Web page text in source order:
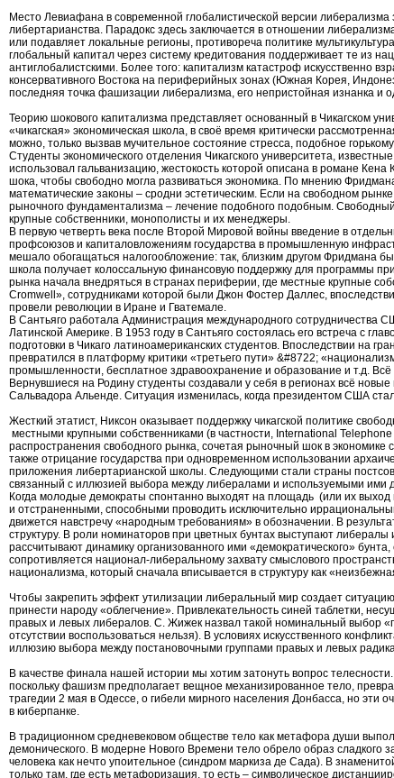
Место Левиафана в современной глобалистической версии
либертарианства. Парадокс здесь заключается в отношении
или подавляет локальные регионы, противореча политике
глобальный капитал через систему кредитования поддерживает те из
антиглобалистскими. Более того: капитализм катастроф искусственно
консервативного Востока на периферийных зонах (Южная Корея,
последняя точка фашизации либерализма, его непристойная изнанка
Теорию шокового капитализма представляет основанный в Чикагском
«чикагская» экономическая школа, в своё время критически
можно, только вызвав мучительное состояние стресса, подобное
Студенты экономического отделения Чикагского университета,
использовал гальванизацию, жестокость которой описана в романе
шока, чтобы свободно могла развиваться экономика. По мнению
математические законы – сродни эстетическим. Если на свободном
рыночного фундаментализма – лечение подобного подобным. Свободный
крупные собственники, монополисты и их менеджеры.
В первую четверть века после Второй Мировой войны введение в
профсоюзов и капиталовложениям государства в промышленную
мешало обогащаться налогообложение: так, близким другом Фридмана
школа получает колоссальную финансовую поддержку для программы
рынка начала внедряться в странах периферии, где местные крупные
Cromwell», сотрудниками которой были Джон Фостер Даллес,
провели революции в Иране и Гватемале.
В Сантьяго работала Администрация международного сотрудничества
Латинской Америке. В 1953 году в Сантьяго состоялась его встреча с
подготовки в Чикаго латиноамериканских студентов. Впоследствии на
превратился в платформу критики «третьего пути» &#8722;
промышленности, бесплатное здравоохранение и образование и т.д.
Вернувшиеся на Родину студенты создавали у себя в регионах всё
Сальвадора Альенде. Ситуация изменилась, когда президентом США
Жесткий этатист, Никсон оказывает поддержку чикагской политике
местными крупными собственниками (в частности, International
распространения свободного рынка, сочетая рыночный шок в
также отрицание государства при одновременном использовании
приложения либертарианской школы. Следующими стали страны
связанный с иллюзией выбора между либералами и используемыми ими
Когда молодые демократы спонтанно выходят на площадь (или их
и отстраненными, способными проводить исключительно
движется навстречу «народным требованиям» в обозначении. В
структуру. В роли номинаторов при цветных бунтах выступают
рассчитывают динамику организованного ими «демократического»
сопротивляется национал-либеральному захвату смыслового
национализма, который сначала вписывается в структуру как
Чтобы закрепить эффект утилизации либеральный мир создает
принести народу «облегчение». Привлекательность синей таблетки,
правых и левых либералов. С. Жижек назвал такой номинальный выбор
отсутствии воспользоваться нельзя). В условиях искусственного
иллюзию выбора между постановочными группами правых и левых
В качестве финала нашей истории мы хотим затонуть вопрос
поскольку фашизм предполагает вещное механизированное тело,
трагедии 2 мая в Одессе, о гибели мирного населения Донбасса, но
в киберпанке.
В традиционном средневековом обществе тело как метафора души
демонического. В модерне Нового Времени тело обрело образ
человека как нечто упоительное (синдром маркиза де Сада). В
только там, где есть метафоризация, то есть – символическое